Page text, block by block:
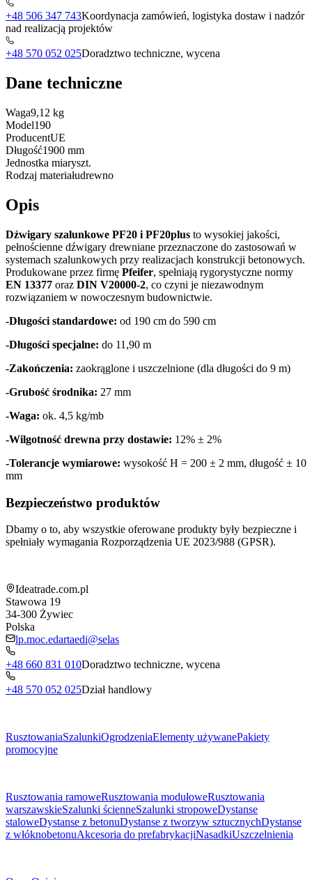
+48 506 347 743Koordynacja zamówień, logistyka dostaw i nadzór
nad realizacją projektów
+48 570 052 025Doradztwo techniczne, wycena
Dane techniczne
Waga9,12 kg
Model190
ProducentUE
Długość1900 mm
Jednostka miaryszt.
Rodzaj materiałudrewno
Opis
Dźwigary szalunkowe PF20 i PF20plus to wysokiej jakości,
pełnościenne dźwigary drewniane przeznaczone do zastosowań w
systemach szalunkowych przy realizacjach konstrukcji betonowych.
Produkowane przez firmę Pfeifer, spełniają rygorystyczne normy
EN 13377 oraz DIN V20000-2, co czyni je niezawodnym
rozwiązaniem w nowoczesnym budownictwie.
-Długości standardowe: od 190 cm do 590 cm
-Długości specjalne: do 11,90 m
-Zakończenia: zaokrąglone i uszczelnione (dla długości do 9 m)
-Grubość środnika: 27 mm
-Waga: ok. 4,5 kg/mb
-Wilgotność drewna przy dostawie: 12% ± 2%
-Tolerancje wymiarowe: wysokość H = 200 ± 2 mm, długość ± 10
mm
Bezpieczeństwo produktów
Dbamy o to, aby wszystkie oferowane produkty były bezpieczne i
spełniały wymagania Rozporządzenia UE 2023/988 (GPSR).
Ideatrade.com.pl
Stawowa 19
34-300 Żywiec
Polska
lp.moc.edartaedi@selas
+48 660 831 010Doradztwo techniczne, wycena
+48 570 052 025Dział handlowy
RusztowaniaSzalunkiOgrodzeniaElementy używanePakiety
promocyjne
Rusztowania ramoweRusztowania modułoweRusztowania
warszawskieSzalunki ścienneSzalunki stropoweDystanse
staloweDystanse z betonuDystanse z tworzyw sztucznychDystanse
z włóknobetonuAkcesoria do prefabrykacjiNasadkiUszczelnienia